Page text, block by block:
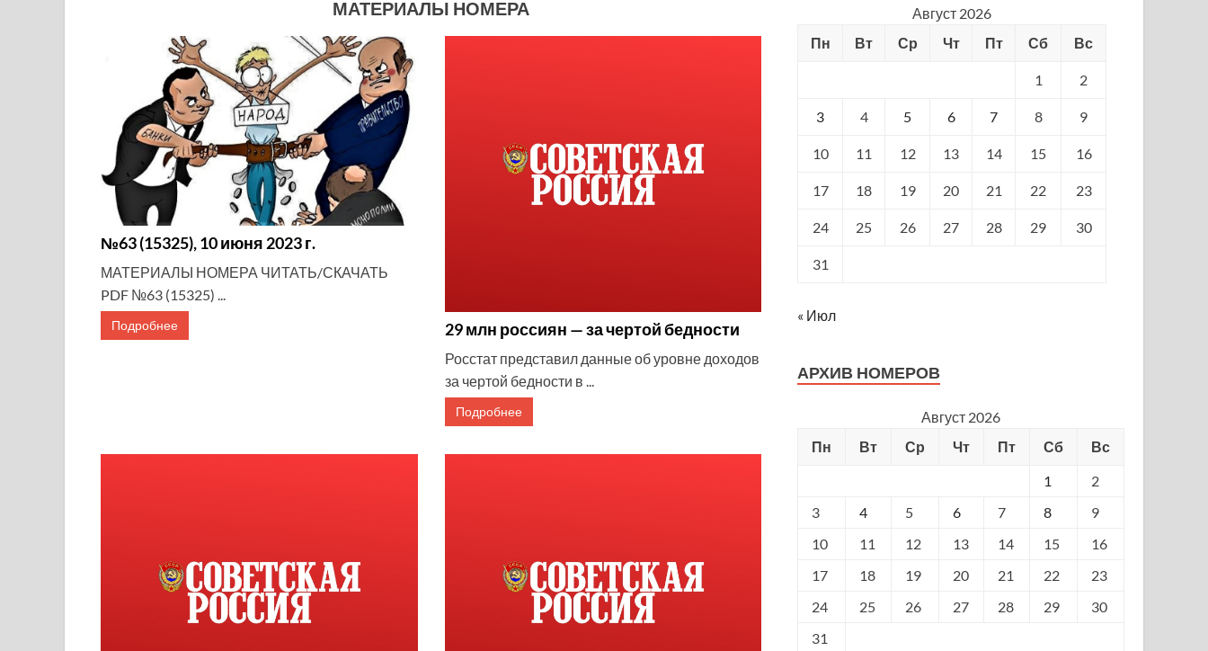
МАТЕРИАЛЫ НОМЕРА
№63 (15325), 10 июня 2023 г.
МАТЕРИАЛЫ НОМЕРА ЧИТАТЬ/СКАЧАТЬ
PDF №63 (15325) ...
Подробнее 29 млн россиян — за чертой бедности
Росстат представил данные об уровне доходов
за чертой бедности в ...
Подробнее
Август 2026
Пн
Вт Ср Чт Пт Сб Вс
1 2
3 4 5 6 7 8 9
10 11 12 13 14 15 16
17 18 19 20 21 22 23
24 25 26 27 28 29 30
31
« Июл
АРХИВ НОМЕРОВ
Август 2026
Пн
Вт Ср Чт Пт Сб
Вс
1
2
3
4 5 6 7 8
9
10
11 12 13 14 15
16
17
18 19 20 21 22
23
24
25 26 27 28 29
30
31